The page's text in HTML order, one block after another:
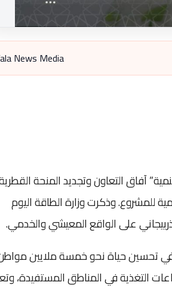
News Media
آفاق التعاون وتجديد المنحة
للمشروع. وذكرت وزارة الطاقة اليوم
على الواقع المعيشي والخدمي.
في تحسين حياة نحو خمسة ملايين
التغذية في المناطق المستفيدة،